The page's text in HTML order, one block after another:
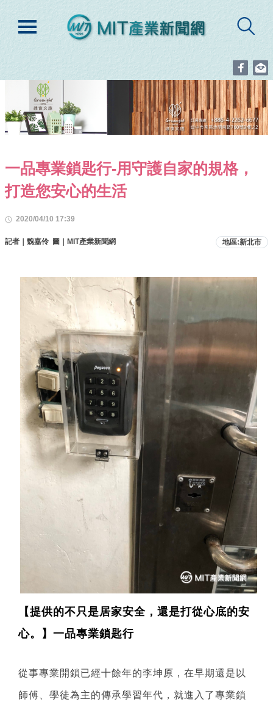
一品專業鎖匙行-用守護自家的規格，
打造您安心的生活
2020/04/10 17:39
記者｜魏嘉伶 圖｜MIT產業新聞網 地區:新北市
【提供的不只是居家安全，還是打從心底的安
心。】一品專業鎖匙行
從事專業開鎖已經十餘年的李坤原，在早期還是以
師傅、學徒為主的傳承學習年代，就進入了專業鎖